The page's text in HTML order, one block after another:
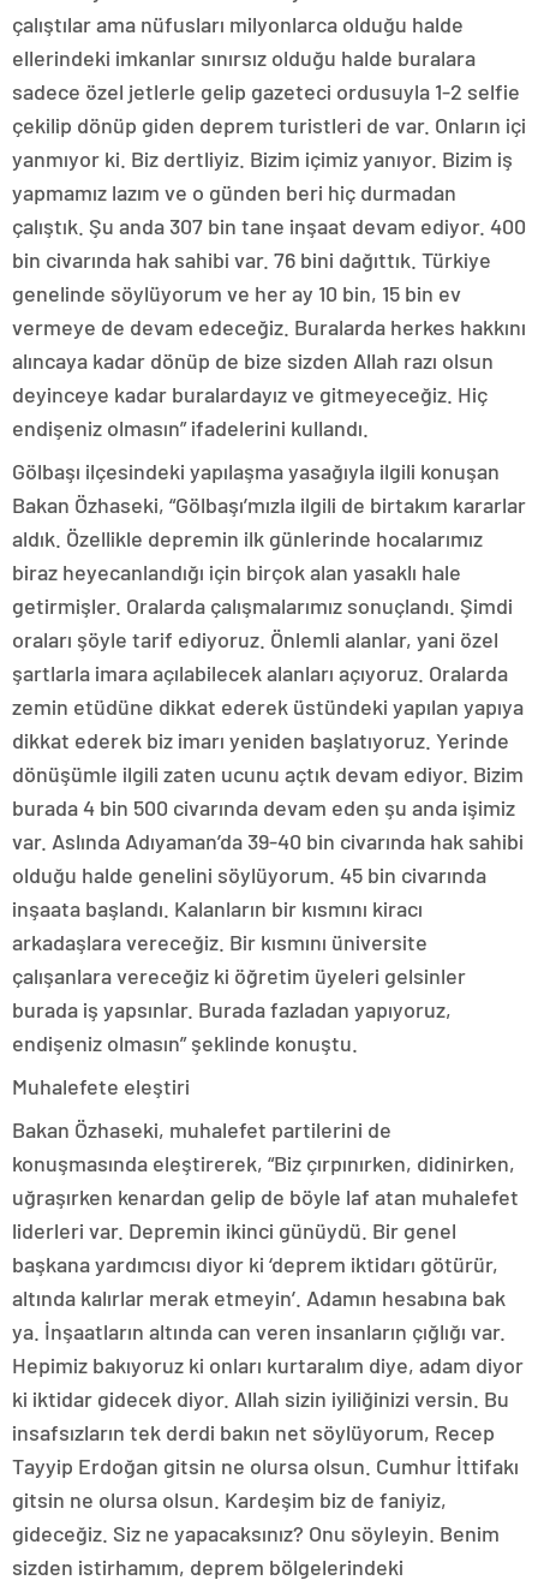
çalıştılar ama nüfusları milyonlarca olduğu halde
ellerindeki imkanlar sınırsız olduğu halde buralara
sadece özel jetlerle gelip gazeteci ordusuyla 1-2 selfie
çekilip dönüp giden deprem turistleri de var. Onların içi
yanmıyor ki. Biz dertliyiz. Bizim içimiz yanıyor. Bizim iş
yapmamız lazım ve o günden beri hiç durmadan
çalıştık. Şu anda 307 bin tane inşaat devam ediyor. 400
bin civarında hak sahibi var. 76 bini dağıttık. Türkiye
genelinde söylüyorum ve her ay 10 bin, 15 bin ev
vermeye de devam edeceğiz. Buralarda herkes hakkını
alıncaya kadar dönüp de bize sizden Allah razı olsun
deyinceye kadar buralardayız ve gitmeyeceğiz. Hiç
endişeniz olmasın” ifadelerini kullandı.
Gölbaşı ilçesindeki yapılaşma yasağıyla ilgili konuşan
Bakan Özhaseki, “Gölbaşı’mızla ilgili de birtakım kararlar
aldık. Özellikle depremin ilk günlerinde hocalarımız
biraz heyecanlandığı için birçok alan yasaklı hale
getirmişler. Oralarda çalışmalarımız sonuçlandı. Şimdi
oraları şöyle tarif ediyoruz. Önlemli alanlar, yani özel
şartlarla imara açılabilecek alanları açıyoruz. Oralarda
zemin etüdüne dikkat ederek üstündeki yapılan yapıya
dikkat ederek biz imarı yeniden başlatıyoruz. Yerinde
dönüşümle ilgili zaten ucunu açtık devam ediyor. Bizim
burada 4 bin 500 civarında devam eden şu anda işimiz
var. Aslında Adıyaman’da 39-40 bin civarında hak sahibi
olduğu halde genelini söylüyorum. 45 bin civarında
inşaata başlandı. Kalanların bir kısmını kiracı
arkadaşlara vereceğiz. Bir kısmını üniversite
çalışanlara vereceğiz ki öğretim üyeleri gelsinler
burada iş yapsınlar. Burada fazladan yapıyoruz,
endişeniz olmasın” şeklinde konuştu.
Muhalefete eleştiri
Bakan Özhaseki, muhalefet partilerini de
konuşmasında eleştirerek, “Biz çırpınırken, didinirken,
uğraşırken kenardan gelip de böyle laf atan muhalefet
liderleri var. Depremin ikinci günüydü. Bir genel
başkana yardımcısı diyor ki ‘deprem iktidarı götürür,
altında kalırlar merak etmeyin’. Adamın hesabına bak
ya. İnşaatların altında can veren insanların çığlığı var.
Hepimiz bakıyoruz ki onları kurtaralım diye, adam diyor
ki iktidar gidecek diyor. Allah sizin iyiliğinizi versin. Bu
insafsızların tek derdi bakın net söylüyorum, Recep
Tayyip Erdoğan gitsin ne olursa olsun. Cumhur İttifakı
gitsin ne olursa olsun. Kardeşim biz de faniyiz,
gideceğiz. Siz ne yapacaksınız? Onu söyleyin. Benim
sizden istirhamım, deprem bölgelerindeki